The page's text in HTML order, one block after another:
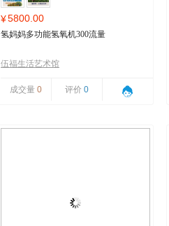
¥5800.00
氢妈妈多功能氢氧机300流量
伍福生活艺术馆
成交量 0 评价 0